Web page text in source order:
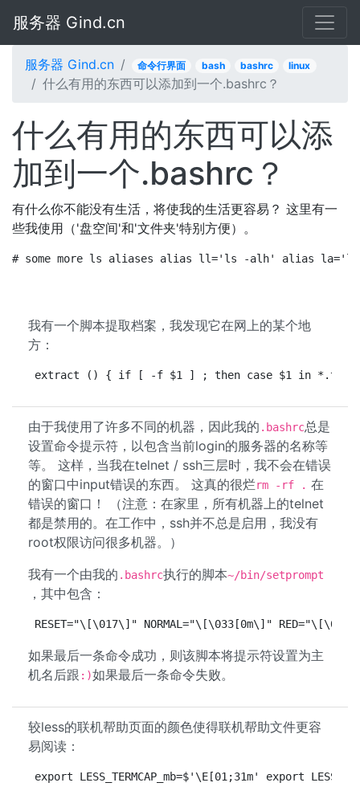
服务器 Gind.cn
服务器 Gind.cn 命令行界面 bash bashrc linux
什么有用的东西可以添加到一个.bashrc？
什么有用的东西可以添
加到一个.bashrc？
有什么你不能没有生活，将使我的生活更容易？ 这里有一
些我使用（'盘空间'和'文件夹'特别方便）。
# some more ls aliases alias ll='ls -alh' alias la='ls -
我有一个脚本提取档案，我发现它在网上的某个地
方：
extract () { if [ -f $1 ] ; then case $1 in
由于我使用了许多不同的机器，因此我的 .bashrc总是
设置命令提示符，以包含当前login的服务器的名称等
等。 这样，当我在telnet / ssh三层时，我不会在错误
的窗口中input错误的东西。 这真的很烂rm -rf . 在
错误的窗口！ （注意：在家里，所有机器上的telnet
都是禁用的。在工作中，ssh并不总是启用，我没有
root权限访问很多机器。）
我有一个由我的 .bashrc执行的脚本~/bin/setprompt
，其中包含：
RESET="\[\017\]" NORMAL="\[\033[0m\]"
如果最后一条命令成功，则该脚本将提示符设置为主
机名后跟 :)如果最后一条命令失败。
较less的联机帮助页面的颜色使得联机帮助文件更容
易阅读：
export LESS_TERMCAP_mb=$'\E[01;31m' export